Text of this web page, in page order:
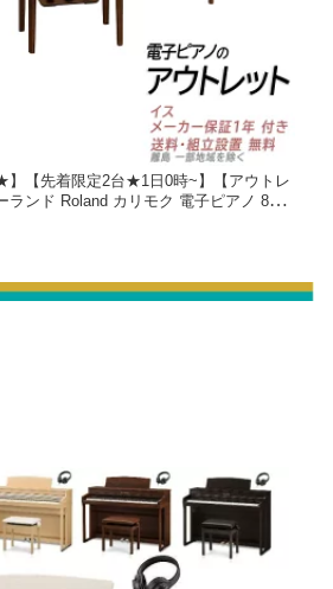
】【先着限定2台★1日0時~】【アウトレ
ランド Roland カリモク 電子ピアノ 88鍵
KF10 KMB モカブラウン メーカー保証
【KF20の先代モデル、KF10】